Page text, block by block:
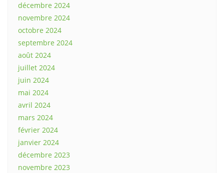
décembre 2024
novembre 2024
octobre 2024
septembre 2024
août 2024
juillet 2024
juin 2024
mai 2024
avril 2024
mars 2024
février 2024
janvier 2024
décembre 2023
novembre 2023